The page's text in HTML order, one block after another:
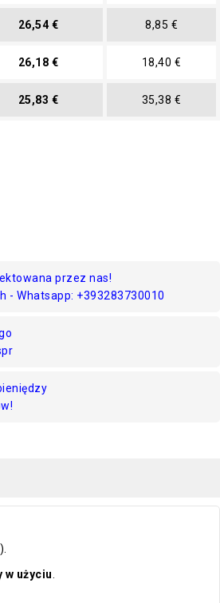
26,54 € 8,85 €
26,18 € 18,40 €
25,83 € 35,38 €
przez nas!
- Whatsapp: +393283730010
w użyciu